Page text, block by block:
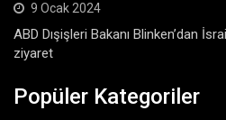
9 Ocak 2024
ABD Dışişleri Bakanı Blinken’dan
ziyaret
Popüler Kategoriler